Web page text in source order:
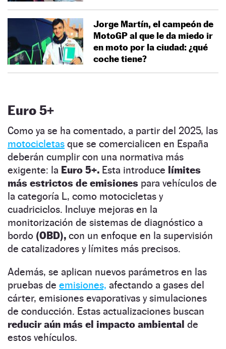
Jorge Martín, el campeón de
MotoGP al que le da miedo ir
en moto por la ciudad: ¿qué
coche tiene?
Euro 5+
Como ya se ha comentado, a partir del 2025, las
motocicletas que se comercialicen en España
deberán cumplir con una normativa más
exigente: la Euro 5+. Esta introduce límites
más estrictos de emisiones para vehículos de
la categoría L, como motocicletas y
cuadriciclos. Incluye mejoras en la
monitorización de sistemas de diagnóstico a
bordo (OBD), con un enfoque en la supervisión
de catalizadores y límites más precisos.
Además, se aplican nuevos parámetros en las
pruebas de emisiones, afectando a gases del
cárter, emisiones evaporativas y simulaciones
de conducción. Estas actualizaciones buscan
reducir aún más el impacto ambiental de
estos vehículos.